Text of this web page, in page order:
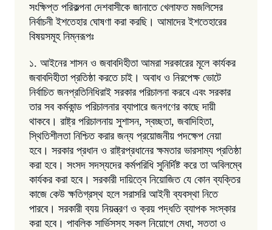
সংক্ষিপ্ত পরিকল্পনা দেশবাসীকে জানাতে খেলাফত মজলিসের
নির্বাচনী ইশতেহার ঘোষণা করা করছি। আমাদের ইশতেহারের
বিষয়সমূহ নিম্নরূপঃ
১. আইনের শাসন ও জবাবদিহীতা আমরা সরকারের মূলে কার্যকর
জবাবদিহীতা প্রতিষ্ঠা করতে চাই। অবাধ ও নিরপেক্ষ ভোটে
নির্বাচিত জনপ্রতিনিধিরাই সরকার পরিচালনা করবে এবং সরকার
তার সব কর্মকান্ড পরিচালনার ব্যাপারে জনগণের কাছে দায়ী
থাকবে। রাষ্ট্র পরিচালনায় সুশাসন, স্বচ্ছতা, জবাদিহিতা,
স্থিতিশীলতা নিশ্চিত করার জন্য প্রয়োজনীয় পদক্ষেপ নেয়া
হবে। সরকার প্রধান ও রাষ্ট্রপ্রধানের ক্ষমতার ভারসাম্য প্রতিষ্ঠা
করা হবে। সংসদ সদস্যদের কর্মপরিধি সুনির্দিষ্ট করে তা অবিলম্বে
কার্যকর করা হবে। সরকারী দায়িত্বে নিয়োজিত যে কোন ব্যক্তির
কাজে কেউ ক্ষতিগ্রস্থ হলে সরাসরি আইনী ব্যবস্থা নিতে
পারবে। সরকারী ব্যয় নিয়ন্ত্রণ ও ক্রয় পদ্ধতি ব্যাপক সংস্কার
করা হবে। পাবলিক সার্ভিসসহ সকল নিয়োগে মেধা, সততা ও